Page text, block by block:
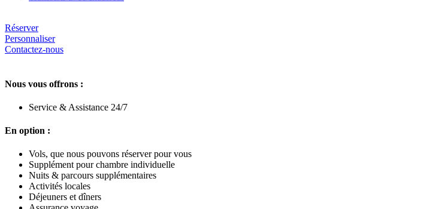
Réserver
Personnaliser
Contactez-nous
Nous vous offrons :
Service & Assistance 24/7
En option :
Vols, que nous pouvons réserver pour vous
Supplément pour chambre individuelle
Nuits & parcours supplémentaires
Activités locales
Déjeuners et dîners